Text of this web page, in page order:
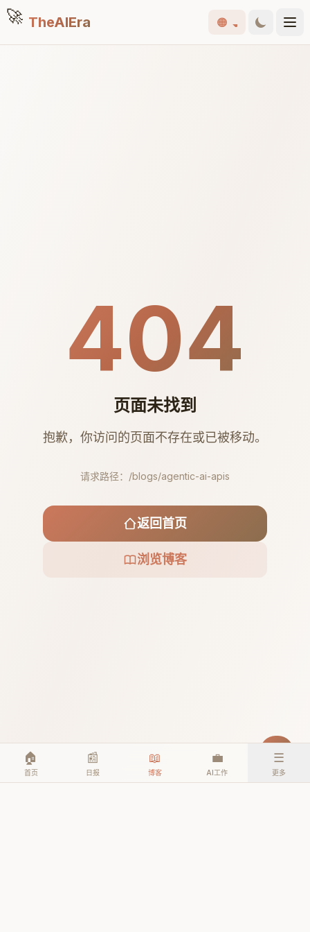
🚀 TheAIEra 🟠
404
页面未找到
抱歉，你访问的页面不存在或已被移动。
请求路径： /blogs/agentic-ai-apis
返回首页
浏览博客
🏠
首页
📰
日报
📖
博客
💼
AI工作
☰
更多